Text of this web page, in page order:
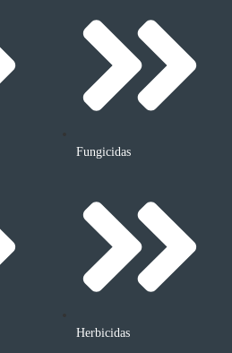
Fungicidas
Herbicidas